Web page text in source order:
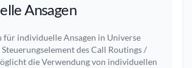
Ansagen
für individuelle Ansagen in Universe
des Call Routings /
die Verwendung von individuellen